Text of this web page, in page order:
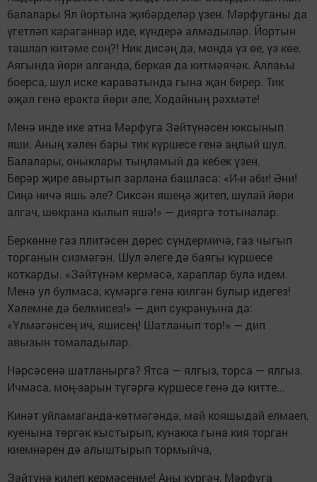
балалары Ял йортына җибәрделәр үзен. Мәрфуганы да
үгетләп караганнар иде, күндерә алмадылар. Йортын
ташлап китәме соң?! Ник дисәң дә, монда үз өе, үз көе.
Аягында йөри алганда, беркая да китмәячәк. Аллаһы
боерса, шул иске караватында гына җан бирер. Тик
әҗәл генә еракта йөри әле, Ходайның рәхмәте!
Менә инде ике атна Мәрфуга Зәйтүнәсен юксынып
яши. Аның хәлен бары тик күршесе генә аңлый шул.
Балалары, оныклары тыңламый да кебек үзен.
Берәр җире авыртып зарлана башласа: «И-и әби! Әни!
Сиңа ничә яшь әле? Сиксән яшеңә җитеп, шулай йөри
алгач, шөкрана кылып яшә!» — дияргә тотыналар.
Беркөнне газ плитәсен дөрес сүндермичә, газ чыгып
торганын сизмәгән. Шул әлеге дә баягы күршесе
коткарды. «Зәйтүнәм кермәсә, хараплар була идем.
Менә ул булмаса, күмәргә генә килгән булыр идегез!
Хәлемне дә белмисез!» — дип сукрануына да:
«Үлмәгәнсең ич, яшисең! Шатланып тор!» — дип
авызын томаладылар.
Нәрсәсенә шатланырга? Ятса — ялгыз, торса — ялгыз.
Ичмаса, моң-зарын түгәргә күршесе генә дә китте...
Кинәт уйламаганда-көтмәгәндә, май кояшыдай елмаеп,
куенына төргәк кыстырып, кунакка гына кия торган
киемнәрен дә алыштырып тормыйча,
Зәйтүнә килеп кермәсенме! Аны күргәч, Мәрфуга